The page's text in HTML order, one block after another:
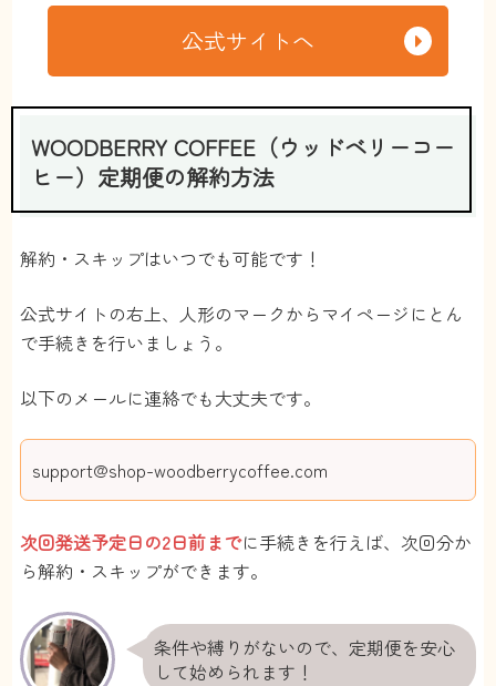
公式サイトへ
WOODBERRY COFFEE（ウッドベリーコー
ヒー）定期便の解約方法
解約・スキップはいつでも可能です！
公式サイトの右上、人形のマークからマイページにとん
で手続きを行いましょう。
以下のメールに連絡でも大丈夫です。
support@shop-woodberrycoffee.com
次回発送予定日の2日前までに手続きを行えば、次回分か
ら解約・スキップができます。
条件や縛りがないので、定期便を安心
して始められます！